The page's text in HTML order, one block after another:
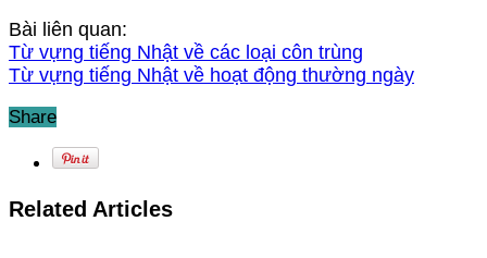
Bài liên quan:
Từ vựng tiếng Nhật về các loại côn trùng
Từ vựng tiếng Nhật về hoạt động thường ngày
Share
Related Articles